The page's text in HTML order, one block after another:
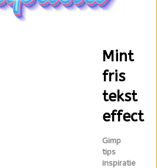
Mint
fris
tekst
effect
Gimp
tips
inspiratie